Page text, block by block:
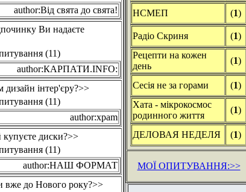
author:Від свята до свята!
Ви надаєте
(11)
author:КАРПАТИ.INFO:
дизайн інтер'єру?>>
(11)
author:xpam
диски?>>
(11)
author:НАШ ФОРМАТ
вже до Нового року?>>
НСМЕП (1)
Радіо Скриня (1)
Рецепти на кожен
день
(1)
Сесія не за горами (1)
Хата - мікрокосмос
родинного життя
(1)
ДЕЛОВАЯ НЕДЕЛЯ (1)
МОЇ ОПИТУВАННЯ:>>